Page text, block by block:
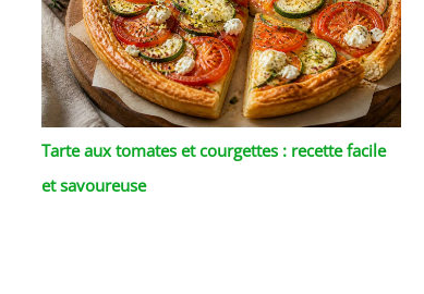
Tarte aux tomates et courgettes : recette facile
et savoureuse